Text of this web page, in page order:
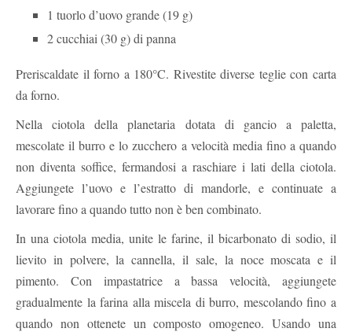
1 tuorlo d’uovo grande (19 g)
2 cucchiai (30 g) di panna
Preriscaldate il forno a 180°C. Rivestite diverse teglie con carta
da forno.
Nella ciotola della planetaria dotata di gancio a paletta,
mescolate il burro e lo zucchero a velocità media fino a quando
non diventa soffice, fermandosi a raschiare i lati della ciotola.
Aggiungete l’uovo e l’estratto di mandorle, e continuate a
lavorare fino a quando tutto non è ben combinato.
In una ciotola media, unite le farine, il bicarbonato di sodio, il
lievito in polvere, la cannella, il sale, la noce moscata e il
pimento. Con impastatrice a bassa velocità, aggiungete
gradualmente la farina alla miscela di burro, mescolando fino a
quando non ottenete un composto omogeneo. Usando una